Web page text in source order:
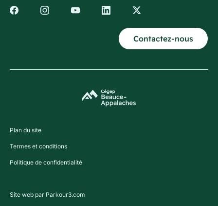
Contactez-nous
Plan du site
Termes et conditions
Politique de confidentialité
Site web par Parkour3.com